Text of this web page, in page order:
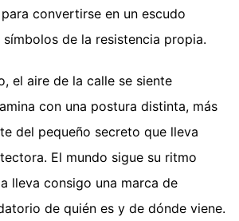
convertirse en un escudo
de la resistencia propia.
el aire de la calle se siente
con una postura distinta, más
del pequeño secreto que lleva
El mundo sigue su ritmo
lleva consigo una marca de
de quién es y de dónde viene.